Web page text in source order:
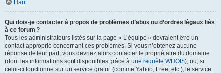
Haut
Qui dois-je contacter à propos de problèmes d’abus ou d’ordres légaux liés
à ce forum ?
Tous les administrateurs listés sur la page « L’équipe » devraient être un
contact approprié concernant ces problèmes. Si vous n’obtenez aucune
réponse de leur part, vous devriez alors contacter le propriétaire du domaine
(dont les informations sont disponibles grâce à une requête WHOIS), ou, si
celui-ci fonctionne sur un service gratuit (comme Yahoo, Free, etc.), le service